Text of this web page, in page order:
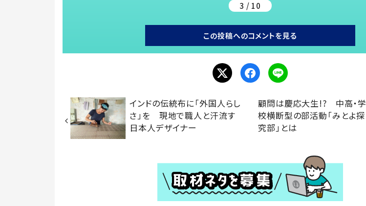
3 / 10
この投稿へのコメントを見る
インドの伝統布に「外国人らし
さ」を 現地で職人と汗流す
日本人デザイナー
顧問は慶応大生!? 中高・学
校横断型の部活動「みとよ探
究部」とは